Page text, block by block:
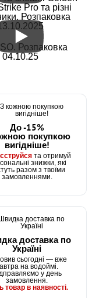
г
В наявності
32 шт.
г
Pro та різні
Розпаковка
Розпаковка
04.10.25
До -15%
покупкою
вигідніше!
та отримуй
знижки, які
разом з твоїми
замовленнями.
доставка по
Україні
сьогодні — вже
на водоймі.
у день
замовлення.
товар в наявності.